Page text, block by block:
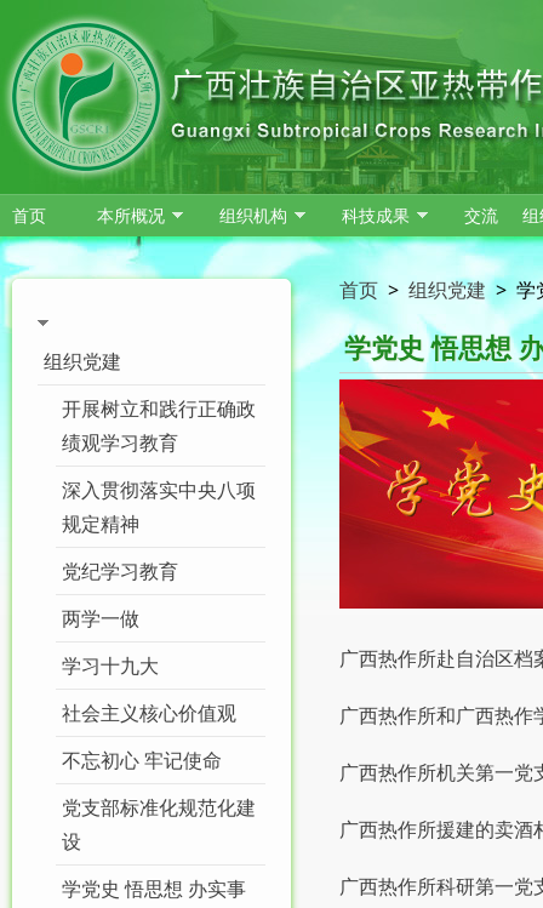
跳转到主要内容
首页 本所概况 组织机构 科技成果 交流
组织党建
开展树立和践行正确政
绩观学习教育
深入贯彻落实中央八项
规定精神
党纪学习教育
两学一做
学习十九大
社会主义核心价值观
不忘初心 牢记使命
党支部标准化规范化建
设
学党史 悟思想 办实事
首页 > 组织党建 > 学
学党史 悟思想
广西热作所赴自治区档
广西热作所和广西热
广西热作所机关第一党
广西热作所援建的卖酒
广西热作所科研第一党